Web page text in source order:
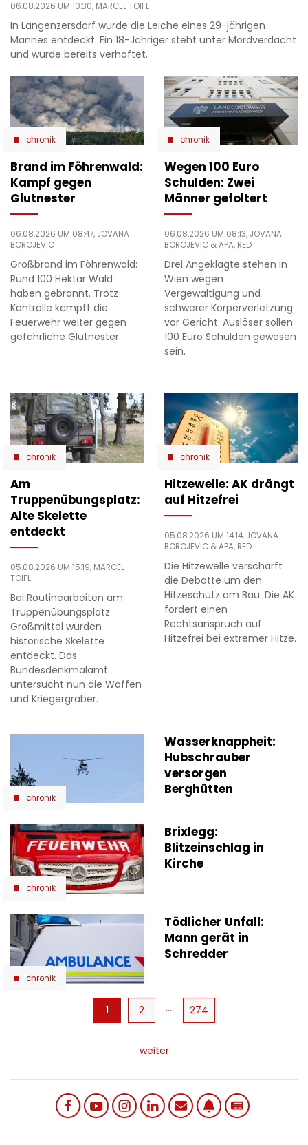
06.08.2026 UM 10:30, MARCEL TOIFL
In Langenzersdorf wurde die Leiche eines 29-jährigen
Mannes entdeckt. Ein 18-Jähriger steht unter Mordverdacht
und wurde bereits verhaftet.
chronik
Brand im Föhrenwald:
Kampf gegen
Glutnester
06.08.2026 UM 08:47, JOVANA
BOROJEVIC
Großbrand im Föhrenwald:
Rund 100 Hektar Wald
haben gebrannt. Trotz
Kontrolle kämpft die
Feuerwehr weiter gegen
gefährliche Glutnester.
chronik
Wegen 100 Euro
Schulden: Zwei
Männer gefoltert
06.08.2026 UM 08:13, JOVANA
BOROJEVIC & APA, RED
Drei Angeklagte stehen in
Wien wegen
Vergewaltigung und
schwerer Körperverletzung
vor Gericht. Auslöser sollen
100 Euro Schulden gewesen
sein.
chronik
Am
Truppenübungsplatz:
Alte Skelette
entdeckt
05.08.2026 UM 15:19, MARCEL
TOIFL
Bei Routinearbeiten am
Truppenübungsplatz
Großmittel wurden
historische Skelette
entdeckt. Das
Bundesdenkmalamt
untersucht nun die Waffen
und Kriegergräber.
chronik
Hitzewelle: AK drängt
auf Hitzefrei
05.08.2026 UM 14:14, JOVANA
BOROJEVIC & APA, RED
Die Hitzewelle verschärft
die Debatte um den
Hitzeschutz am Bau. Die AK
fordert einen
Rechtsanspruch auf
Hitzefrei bei extremer Hitze.
chronik
Wasserknappheit:
Hubschrauber
versorgen
Berghütten
chronik
Brixlegg:
Blitzeinschlag in
Kirche
chronik
Tödlicher Unfall:
Mann gerät in
Schredder
SeitennummerierungAktuelle
Seite
1 Page
2 … 274
weiter